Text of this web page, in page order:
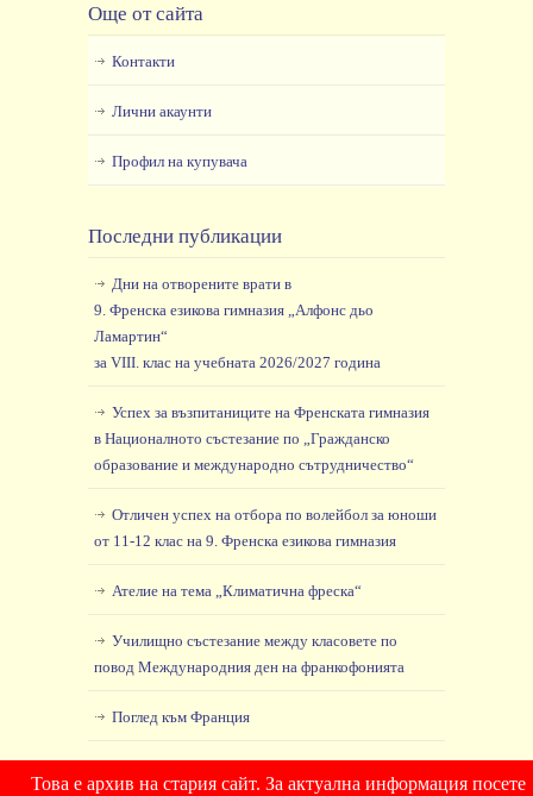
Още от сайта
Контакти
Лични акаунти
Профил на купувача
Последни публикации
Дни на отворените врати в
9. Френска езикова гимназия „Алфонс дьо
Ламартин“
за VIII. клас на учебната 2026/2027 година
Успех за възпитаниците на Френската гимназия
в Националното състезание по „Гражданско
образование и международно сътрудничество“
Отличен успех на отбора по волейбол за юноши
от 11-12 клас на 9. Френска езикова гимназия
Ателие на тема „Климатична фреска“
Училищно състезание между класовете по
повод Международния ден на франкофонията
Поглед към Франция
Това е архив на стария сайт. За актуална информация посете